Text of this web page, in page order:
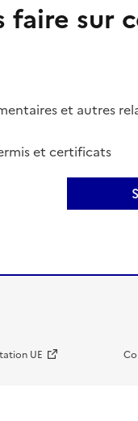
faire sur
et autres
et certificats
UE